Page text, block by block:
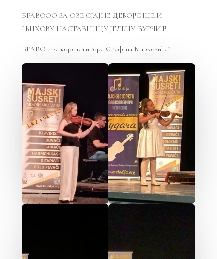
БРАВООО ЗА ОВЕ СЈАЈНЕ ДЕВОЈЧИЦЕ И
ЊИХОВУ НАСТАВНИЦУ ЈЕЛЕНУ ЋУРЧИЋ
БРАВО и за корепетитора Стефана Марковића!